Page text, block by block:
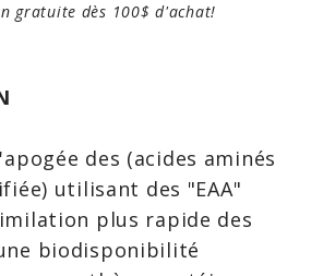
gratuite dès 100$ d'achat!
des (acides aminés
utilisant des "EAA"
plus rapide des
biodisponibilité